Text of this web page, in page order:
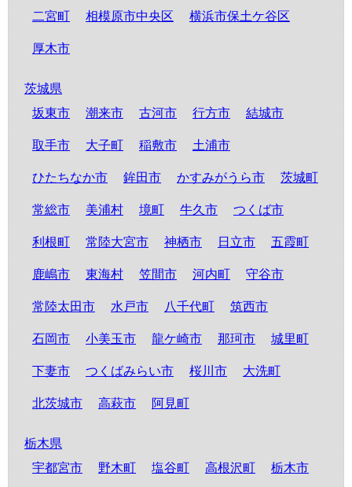
二宮町 相模原市中央区 横浜市保土ケ谷区
厚木市
茨城県
坂東市
潮来市 古河市 行方市 結城市
取手市 大子町 稲敷市 土浦市
ひたちなか市 鉾田市 かすみがうら市 茨城町
常総市 美浦村 境町 牛久市 つくば市
利根町 常陸大宮市 神栖市 日立市 五霞町
鹿嶋市 東海村 笠間市 河内町 守谷市
常陸太田市 水戸市 八千代町 筑西市
石岡市 小美玉市 龍ケ崎市 那珂市 城里町
下妻市 つくばみらい市 桜川市 大洗町
北茨城市 高萩市 阿見町
栃木県
宇都宮市
野木町 塩谷町 高根沢町 栃木市